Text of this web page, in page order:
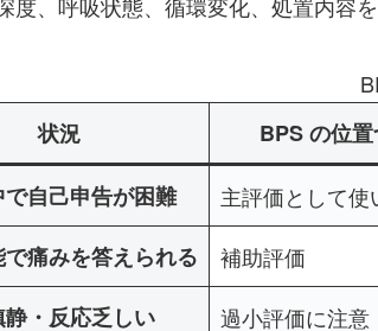
度、呼吸状態、循環変化、処置内容を
状況
BPS の位
自己申告が困難 主評価として使
痛みを答えられる
補助評価
・反応乏しい
過小評価に注意